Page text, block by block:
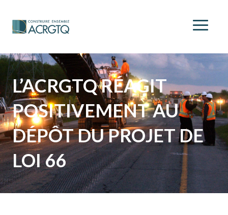
L’ACRGTQ RÉAGIT
POSITIVEMENT AU
DÉPÔT DU PROJET DE
LOI 66